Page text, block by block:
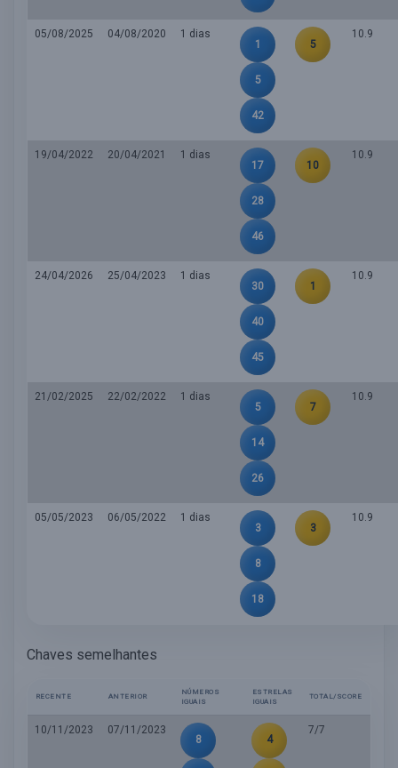
05/08/2025 04/08/2020
1 dias
1
5
42
5
10.9
19/04/2022 20/04/2021
1 dias
17
28
46
10
10.9
24/04/2026 25/04/2023
1 dias
30
40
45
1
10.9
21/02/2025 22/02/2022
1 dias
5
14
26
7
10.9
05/05/2023 06/05/2022
1 dias
3
8
18
3
10.9
Chaves semelhantes
RECENTE ANTERIOR
NÚMEROS
IGUAIS
ESTRELAS
IGUAIS
TOTAL/SCORE
10/11/2023
07/11/2023
8
4
7/7